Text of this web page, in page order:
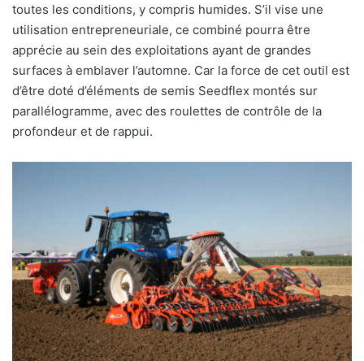
toutes les conditions, y compris humides. S’il vise une
utilisation entrepreneuriale, ce combiné pourra être
apprécie au sein des exploitations ayant de grandes
surfaces à emblaver l’automne. Car la force de cet outil est
d’être doté d’éléments de semis Seedflex montés sur
parallélogramme, avec des roulettes de contrôle de la
profondeur et de rappui.